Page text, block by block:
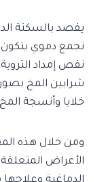
يقصد بالسكتة
تجمع دموي
نقص إمداد
شرايين المخ
خلايا وأنسجة
ومن خلال هذه
الأعراض